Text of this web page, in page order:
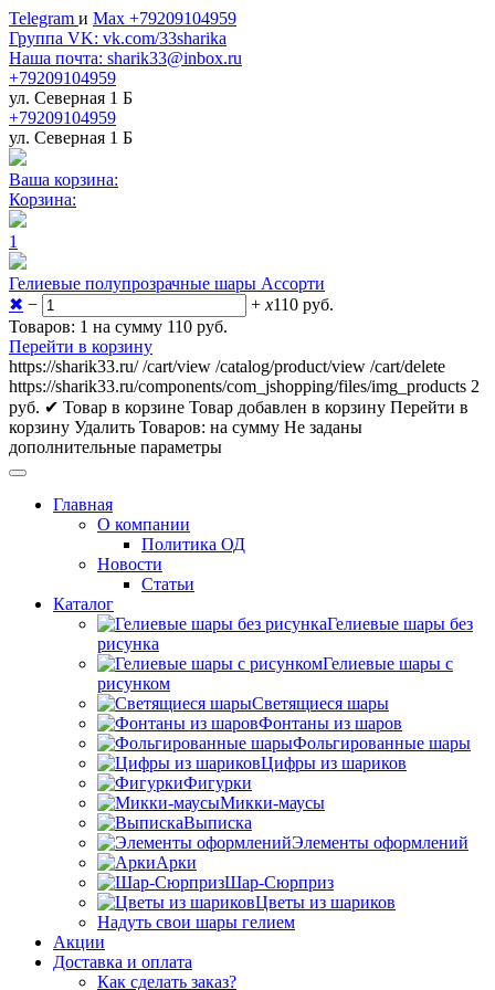
Telegram и Max +79209104959
Группа VK: vk.com/33sharika
Наша почта: sharik33@inbox.ru
+79209104959
ул. Северная 1 Б
+79209104959
ул. Северная 1 Б
Ваша корзина:
Корзина:
1
Гелиевые полупрозрачные шары Ассорти
✖ − + x110 руб.
Товаров: 1 на сумму 110 руб.
Перейти в корзину
https://sharik33.ru/ /cart/view /catalog/product/view /cart/delete
https://sharik33.ru/components/com_jshopping/files/img_products 2
руб. ✔ Товар в корзине Товар добавлен в корзину Перейти в
корзину Удалить Товаров: на сумму Не заданы
дополнительные параметры
Главная
О компании
Политика ОД
Новости
Статьи
Каталог
Гелиевые шары без
рисунка
Гелиевые шары с
рисунком
Светящиеся шары
Фонтаны из шаров
Фольгированные шары
Цифры из шариков
Фигурки
Микки-маусы
Выписка
Элементы оформлений
Арки
Шар-Сюрприз
Цветы из шариков
Надуть свои шары гелием
Акции
Доставка и оплата
Как сделать заказ?